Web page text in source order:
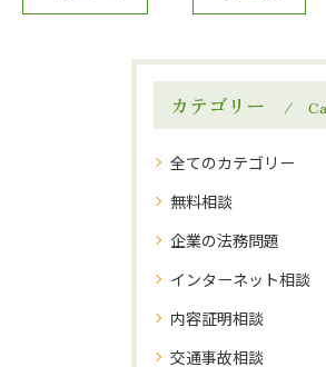
カテゴリー
全てのカテゴリー
無料相談
企業の法務問題
インターネット相談
内容証明相談
交通事故相談